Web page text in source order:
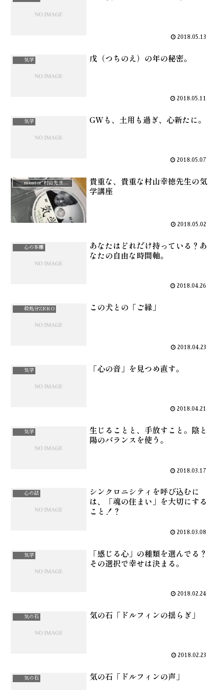
2018.05.13
気学 戊（つちのえ）の年の秘密。
2018.05.11
気学 GWも、土用も過ぎ、心新たに。
2018.05.07
mentor~村山先生と。
貴重な、貴重な村山幸徳先生の気
学講座
2018.05.02
心の本棚
あなたはどれだけ持っている？あ
なたの自由な時間軸。
2018.04.26
殺処分ZERO この犬との「ご縁」
2018.04.23
気学 「心の音」を見つめ直す。
2018.04.21
気学
生じることと、手放すこと。陰と
陽のバランスを使う。
2018.03.17
心の話
シンクロニシティを呼び込むに
は、「魂の住まい」を大切にする
こと！？
2018.03.08
気学
「感じる心」の種類を選んでる？
その選択で幸せは決まる。
2018.02.24
気の石 気の石「ドルフィンの揺らぎ」
2018.02.23
気の石 気の石「ドルフィンの声」